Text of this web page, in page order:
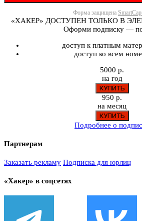
Форма защищена
«ХАКЕР» ДОСТУПЕН ТОЛЬКО В
Оформи подписку —
доступ к платным
доступ ко всем
5000 р.
на год
950 р.
на месяц
Подробнее о
Партнерам
Заказать рекламу Подписка для юрлиц
«Хакер» в соцсетях